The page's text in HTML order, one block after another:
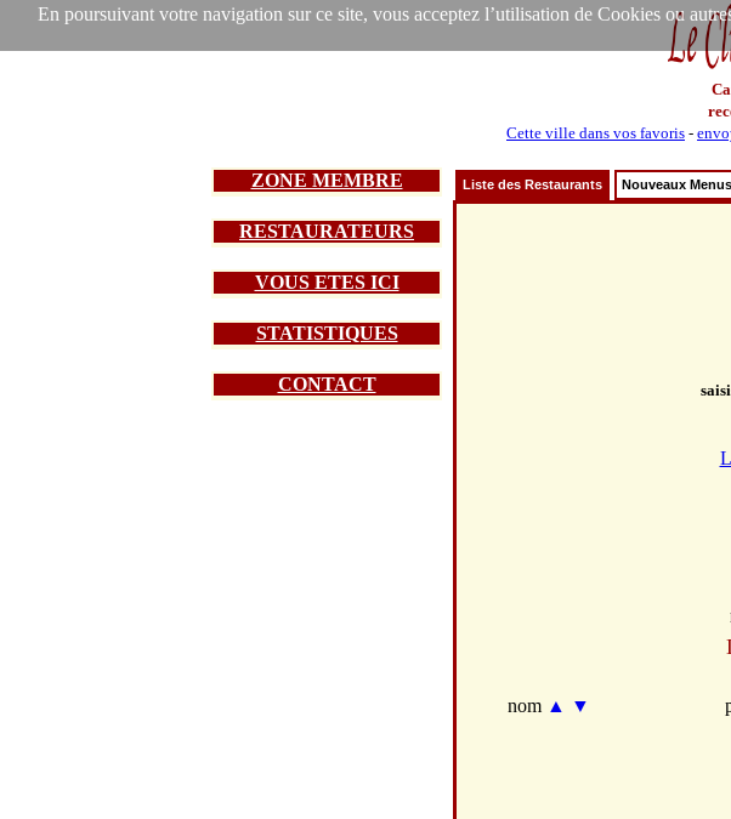
En poursuivant votre navigation sur ce site, vous acceptez l’utilisation de Cookies ou
Cette ville dans vos favoris -
ZONE MEMBRE
RESTAURATEURS
VOUS ETES ICI
STATISTIQUES
CONTACT
Liste des Restaurants Nouveaux Menus
nom ▲ ▼